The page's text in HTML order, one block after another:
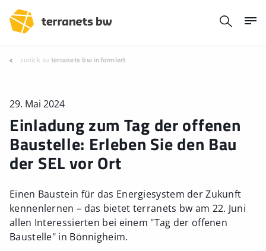
zurück zu terranets bw informiert
29. Mai 2024
Einladung zum Tag der offenen
Baustelle: Erleben Sie den Bau
der SEL vor Ort
Einen Baustein für das Energiesystem der Zukunft
kennenlernen – das bietet terranets bw am 22. Juni
allen Interessierten bei einem "Tag der offenen
Baustelle" in Bönnigheim.